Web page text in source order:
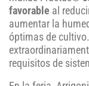
favorable al
aumentar la
óptimas de
requisitos de